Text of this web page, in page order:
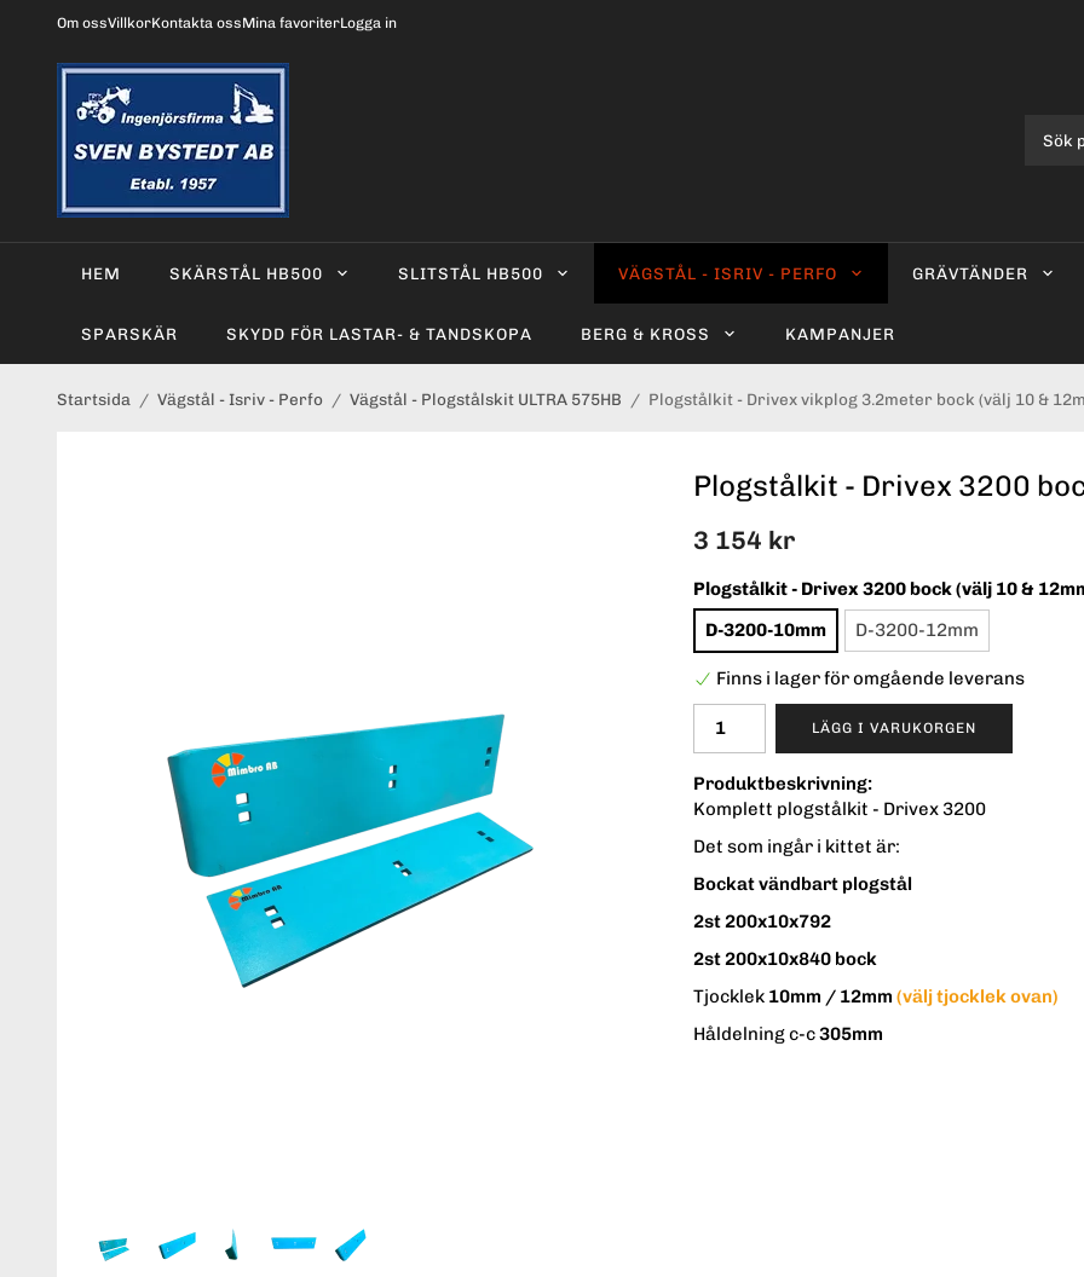
Om ossVillkorKontakta ossMina favoriterLogga in
HEM SKÄRSTÅL HB500 SLITSTÅL HB500 VÄGSTÅL - ISRIV - PERFO GRÄVTÄNDER
SPARSKÄR SKYDD FÖR LASTAR- & TANDSKOPA BERG & KROSS KAMPANJER
Startsida / Vägstål - Isriv - Perfo / Vägstål - Plogstålskit ULTRA 575HB / Plogstålkit - Drivex vikplog 3.2meter bock (välj 10 &
Plogstålkit - Drivex 3200
3 154 kr
Plogstålkit - Drivex 3200 bock (välj 10 &
D-3200-10mm
D-3200-12mm
Finns i lager för omgående leverans
LÄGG I VARUKORGEN
Produktbeskrivning:
Komplett plogstålkit - Drivex 3200
Det som ingår i kittet är:
Bockat vändbart plogstål
2st 200x10x792
2st 200x10x840 bock
Tjocklek 10mm / 12mm (välj tjocklek ovan)
Håldelning c-c305mm